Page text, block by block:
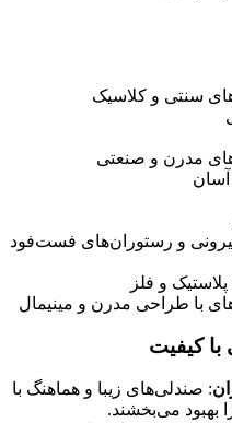
سنتی و کلاسیک
مدرن و صنعتی
آسان
و رستوران‌های فست‌فود
و فلز
با طراحی مدرن و مینیمال
با کیفیت
: صندلی‌های زیبا و هماهنگ با
بهبود می‌بخشند.